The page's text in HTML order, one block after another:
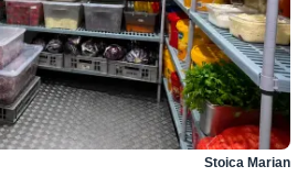
Stoica Marian